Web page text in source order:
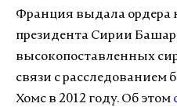
Франция выдала ордера
президента Сирии
высокопоставленных
связи с расследованием
Хомс в 2012 году. Об этом